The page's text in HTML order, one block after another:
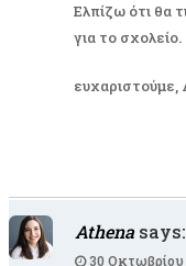
Ελπίζω ότι θα
για το σχολείο.
ευχαριστούμε,
Athena says:
30 Οκτωβρίου